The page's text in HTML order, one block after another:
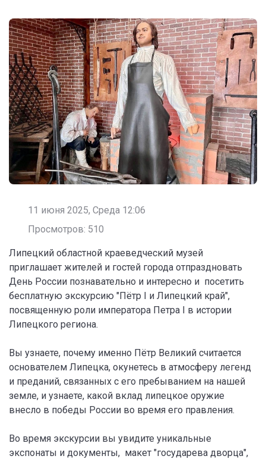
11 июня 2025, Среда 12:06
Просмотров: 510
Липецкий областной краеведческий музей
приглашает жителей и гостей города отпраздновать
День России познавательно и интересно и посетить
бесплатную экскурсию "Пётр I и Липецкий край",
посвященную роли императора Петра I в истории
Липецкого региона.
Вы узнаете, почему именно Пётр Великий считается
основателем Липецка, окунетесь в атмосферу легенд
и преданий, связанных с его пребыванием на нашей
земле, и узнаете, какой вклад липецкое оружие
внесло в победы России во время его правления.
Во время экскурсии вы увидите уникальные
экспонаты и документы, макет "государева дворца",